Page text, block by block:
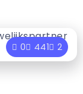
0 441 2